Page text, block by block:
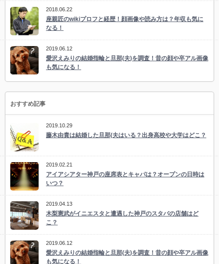
2018.06.22
座親匠のwikiプロフと経歴！顔画像や読み方は？年収も気に
なる！
2019.06.12
愛沢えみりの結婚指輪と旦那(夫)を調査！昔の顔や卒アル画像
も気になる！
おすすめ記事
2019.10.29
藤木由貴は結婚した旦那(夫はいる？出身高校や大学はどこ？
2019.02.21
アイアシアター神戸の座席表とキャパは？オープンの日時は
いつ？
2019.04.13
木梨憲武がイニエスタと遭遇した神戸のスタバの店舗はど
こ？
2019.06.12
愛沢えみりの結婚指輪と旦那(夫)を調査！昔の顔や卒アル画像
も気になる！